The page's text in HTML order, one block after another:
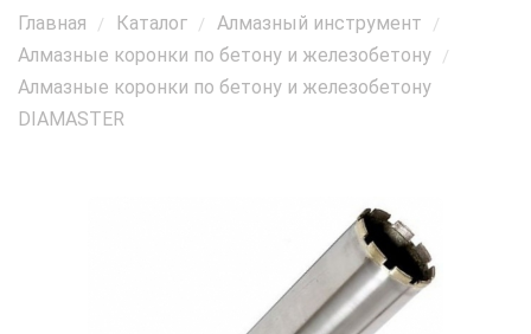
Главная / Каталог / Алмазный инструмент /
Алмазные коронки по бетону и железобетону /
Алмазные коронки по бетону и железобетону
DIAMASTER